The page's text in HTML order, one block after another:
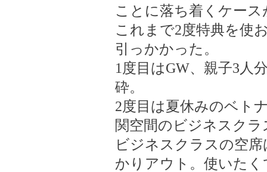
ことに落ち着くケー
これまで2度特典を使
引っかかった。
1度目はGW、親子3人
砕。
2度目は夏休みのベト
関空間のビジネスク
ビジネスクラスの空
かりアウト。使いた